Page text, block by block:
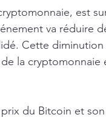
est
va réduire
Cette diminution
la cryptomonnaie
du Bitcoin et son